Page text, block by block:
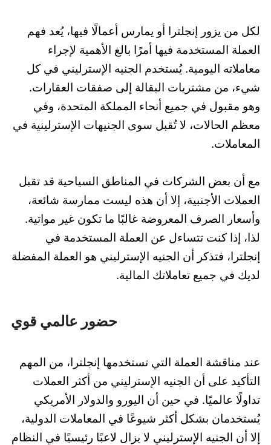
لكل من يزور إنجلترا أو يمارس أعمالًا فيها، يُعد فهم
العملة المستخدمة فيها أمرًا بالغ الأهمية لإجراء
معاملاته اليومية. يُستخدم الجنيه الإسترليني في كل
شيء، من مشتريات البقالة إلى صفقات العقارات.
وهو مقبول في جميع أنحاء المملكة المتحدة، وفي
معظم الحالات، لا تُقبل سوى الجنيهات الإسترلينية في
المعاملات.
مع أن بعض الشركات في المناطق السياحية قد تقبل
العملات الأجنبية، إلا أن هذه ليست ممارسة شائعة،
وأسعار الصرف المعروضة غالبًا ما تكون غير مواتية.
لذا، إذا كنت تتساءل عن العملة المستخدمة في
إنجلترا، فتذكر أن الجنيه الإسترليني هو العملة المفضلة
لديك في جميع تعاملاتك المالية.
حضور عالمي قوي
عند مناقشة العملة التي تستخدمها إنجلترا، من المهم
التأكيد على أن الجنيه الإسترليني من أكثر العملات
تداولًا عالميًا. في حين أن اليورو والدولار الأمريكي
يُستخدمان بشكل أكثر شيوعًا في المعاملات الدولية،
إلا أن الجنيه الإسترليني لا يزال لاعبًا رئيسيًا في النظام